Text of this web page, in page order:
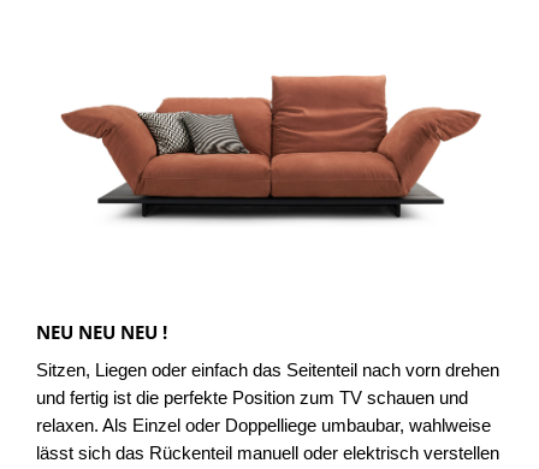
NEU NEU NEU !
Sitzen, Liegen oder einfach das Seitenteil nach vorn drehen
und fertig ist die perfekte Position zum TV schauen und
relaxen. Als Einzel oder Doppelliege umbaubar, wahlweise
lässt sich das Rückenteil manuell oder elektrisch verstellen